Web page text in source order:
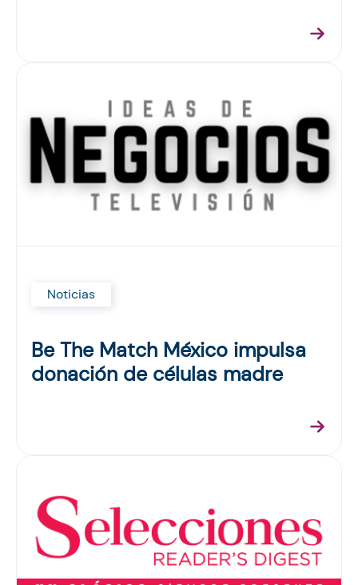
Noticias
Be The Match México impulsa
donación de células madre